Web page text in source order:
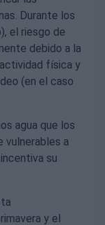
Durante los
el riesgo de
debido a la
física y
(en el caso
agua que los
vulnerables a
su
y el